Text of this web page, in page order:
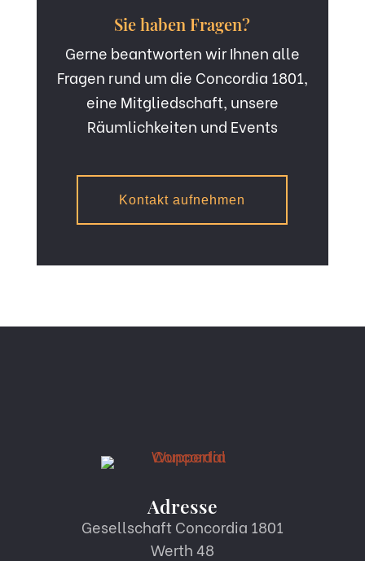
Sie haben Fragen?
Gerne beantworten wir Ihnen alle
Fragen rund um die Concordia 1801,
eine Mitgliedschaft, unsere
Räumlichkeiten und Events
Kontakt aufnehmen
Adresse
Gesellschaft Concordia 1801
Werth 48